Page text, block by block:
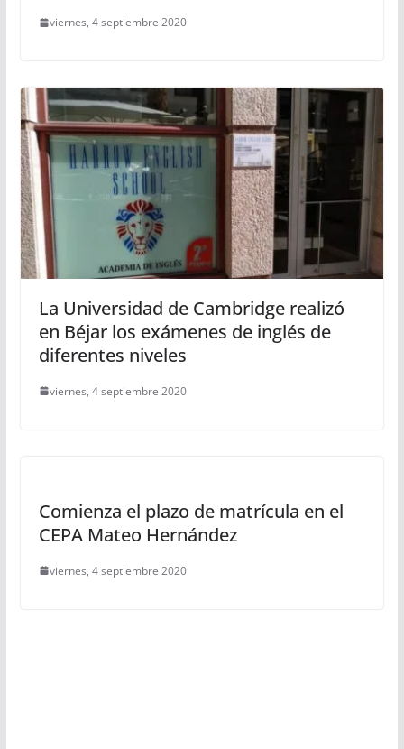
viernes, 4 septiembre 2020
La Universidad de Cambridge realizó
en Béjar los exámenes de inglés de
diferentes niveles
viernes, 4 septiembre 2020
Comienza el plazo de matrícula en el
CEPA Mateo Hernández
viernes, 4 septiembre 2020